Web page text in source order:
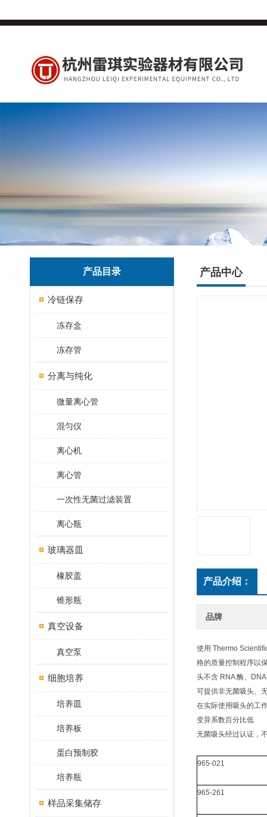
产品目录
冷链保存
冻存盒
冻存管
分离与纯化
微量离心管
混匀仪
离心机
离心管
一次性无菌过滤装置
离心瓶
玻璃器皿
橡胶盖
锥形瓶
真空设备
真空泵
细胞培养
培养皿
培养板
蛋白预制胶
培养瓶
样品采集储存
产品中心
产品介绍：
品牌
使用 Thermo
格的质量控制程序以
头不含 RNA 酶、
可提供非无菌吸头、
在实际使用吸头的工
变异系数百分比低
无菌吸头经过认证，
965-021
965-261